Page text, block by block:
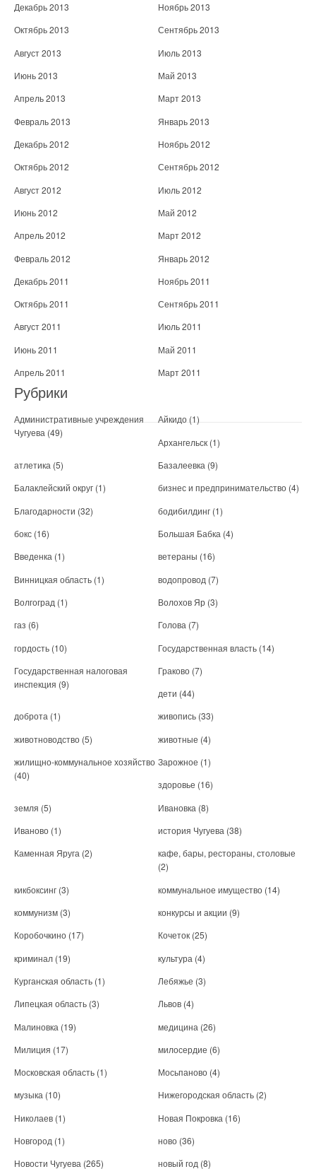
Декабрь 2013
Ноябрь 2013
Октябрь 2013
Сентябрь 2013
Август 2013
Июль 2013
Июнь 2013
Май 2013
Апрель 2013
Март 2013
Февраль 2013
Январь 2013
Декабрь 2012
Ноябрь 2012
Октябрь 2012
Сентябрь 2012
Август 2012
Июль 2012
Июнь 2012
Май 2012
Апрель 2012
Март 2012
Февраль 2012
Январь 2012
Декабрь 2011
Ноябрь 2011
Октябрь 2011
Сентябрь 2011
Август 2011
Июль 2011
Июнь 2011
Май 2011
Апрель 2011
Март 2011
Рубрики
Административные учреждения
Чугуева (49)
Айкидо (1)
Архангельск (1)
атлетика (5) Базалеевка (9)
Балаклейский округ (1) бизнес и предпринимательство (4)
Благодарности (32) бодибилдинг (1)
бокс (16) Большая Бабка (4)
Введенка (1) ветераны (16)
Винницкая область (1) водопровод (7)
Волгоград (1) Волохов Яр (3)
газ (6) Голова (7)
гордость (10) Государственная власть (14)
Государственная налоговая
инспекция (9)
Граково (7)
дети (44)
доброта (1) живопись (33)
животноводство (5) животные (4)
жилищно-коммунальное хозяйство
(40)
Зарожное (1)
здоровье (16)
земля (5) Ивановка (8)
Иваново (1) история Чугуева (38)
Каменная Яруга (2)
кафе, бары, рестораны, столовые
(2)
кикбоксинг (3) коммунальное имущество (14)
коммунизм (3) конкурсы и акции (9)
Коробочкино (17) Кочеток (25)
криминал (19) культура (4)
Курганская область (1) Лебяжье (3)
Липецкая область (3) Львов (4)
Малиновка (19) медицина (26)
Милиция (17) милосердие (6)
Московская область (1) Мосьпаново (4)
музыка (10) Нижегородская область (2)
Николаев (1) Новая Покровка (16)
Новгород (1) ново (36)
Новости Чугуева (265) новый год (8)